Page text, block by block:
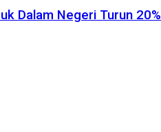
Dalam Negeri Turun 20%